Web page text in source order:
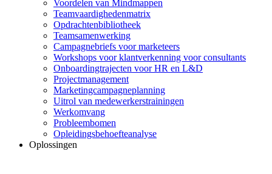
Voordelen van Mindmappen
Teamvaardighedenmatrix
Opdrachtenbibliotheek
Teamsamenwerking
Campagnebriefs voor marketeers
Workshops voor klantverkenning voor consultants
Onboardingtrajecten voor HR en L&D
Projectmanagement
Marketingcampagneplanning
Uitrol van medewerkerstrainingen
Werkomvang
Probleembomen
Opleidingsbehoefteanalyse
Oplossingen